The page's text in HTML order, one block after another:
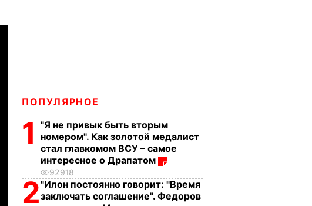
ПОПУЛЯРНОЕ
1
"Я не привык быть вторым
номером". Как золотой медалист
стал главкомом ВСУ – самое
интересное о Драпатом
92918
2"Илон постоянно говорит: "Время
заключать соглашение". Федоров